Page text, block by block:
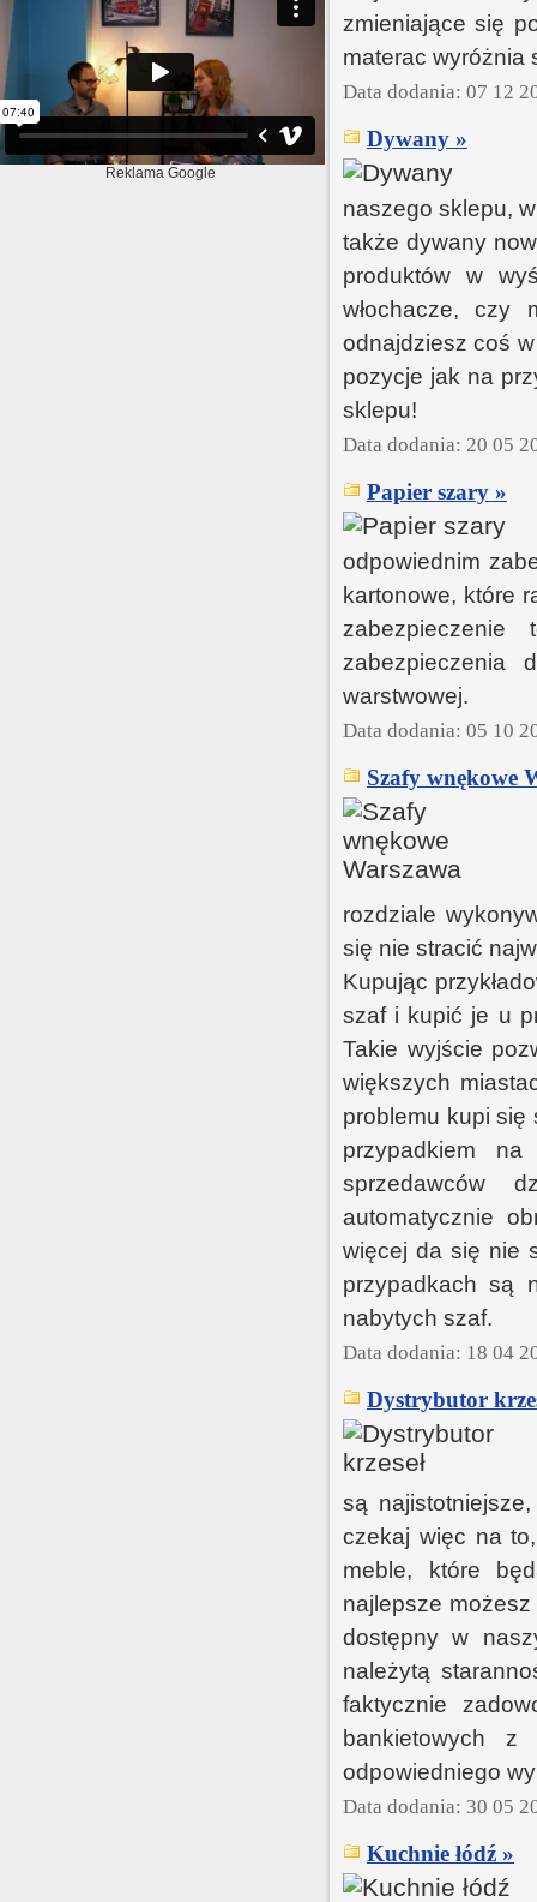
Reklama Google
zmieniające się
materac wyróżnia
Data dodania: 07 12
Dywany »
naszego sklepu,
także dywany
produktów w
włochacze, czy
odnajdziesz coś
pozycje jak na
sklepu!
Data dodania: 20 05
Papier szary »
odpowiednim
kartonowe, które
zabezpieczenie
zabezpieczenia
warstwowej.
Data dodania: 05 10
Szafy wnękowe
rozdziale
się nie stracić
Kupując
szaf i kupić je u
Takie wyjście
większych
problemu kupi się
przypadkiem
sprzedawców
automatycznie
więcej da się nie
przypadkach są
nabytych szaf.
Data dodania: 18 04
Dystrybutor
są
czekaj więc na
meble, które
najlepsze
dostępny w
należytą
faktycznie
bankietowych
odpowiedniego
Data dodania: 30 05
Kuchnie łódź »